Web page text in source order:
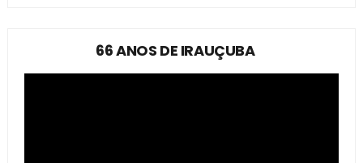
66 ANOS DE IRAUÇUBA